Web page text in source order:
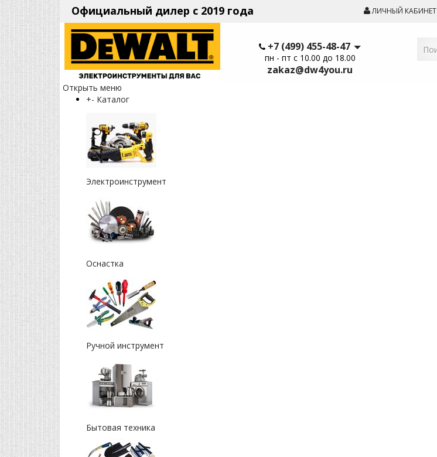
Официальный дилер с 2019 года ЛИЧНЫЙ КАБИНЕТ
+7 (499) 455-48-47
пн - пт с 10.00 до 18.00
zakaz@dw4you.ru
Открыть меню
+- Каталог
Электроинструмент
Оснастка
Ручной инструмент
Бытовая техника